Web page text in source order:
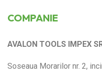
COMPANIE
AVALON TOOLS IMPEX
Soseaua Morarilor nr. 2,